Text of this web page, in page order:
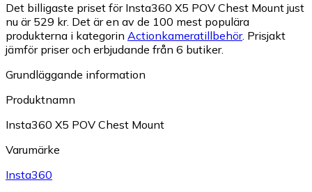
Det billigaste priset för Insta360 X5 POV Chest Mount just
nu är 529 kr. Det är en av de 100 mest populära
produkterna i kategorin Actionkameratillbehör. Prisjakt
jämför priser och erbjudande från 6 butiker.
Grundläggande information
Produktnamn
Insta360 X5 POV Chest Mount
Varumärke
Insta360